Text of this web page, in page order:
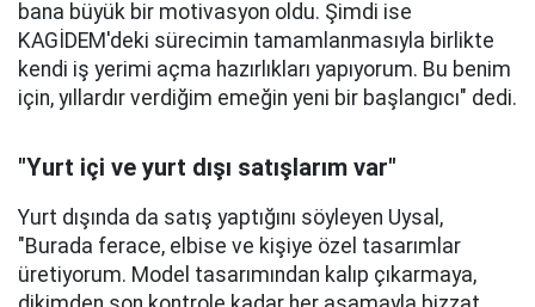
bana büyük bir motivasyon oldu. Şimdi ise
KAGİDEM'deki sürecimin tamamlanmasıyla birlikte
kendi iş yerimi açma hazırlıkları yapıyorum. Bu benim
için, yıllardır verdiğim emeğin yeni bir başlangıcı" dedi.
"Yurt içi ve yurt dışı satışlarım var"
Yurt dışında da satış yaptığını söyleyen Uysal,
"Burada ferace, elbise ve kişiye özel tasarımlar
üretiyorum. Model tasarımından kalıp çıkarmaya,